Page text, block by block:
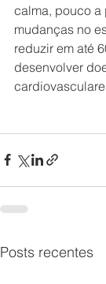
calma, pouco a
mudanças no
reduzir em até
desenvolver
Posts recentes